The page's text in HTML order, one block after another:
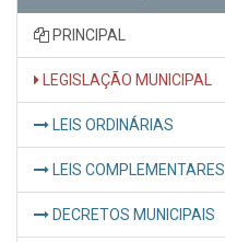
PRINCIPAL
LEGISLAÇÃO MUNICIPAL
LEIS ORDINÁRIAS
LEIS COMPLEMENTARES
DECRETOS MUNICIPAIS